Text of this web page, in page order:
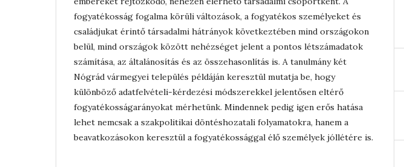
fogyatékosság fogalma körüli változások, a fogyatékos személyeket és
családjukat érintő társadalmi hátrányok következtében mind országokon
belül, mind országok között nehézséget jelent a pontos létszámadatok
számítása, az általánosítás és az összehasonlítás is. A tanulmány két
Nógrád vármegyei település példáján keresztül mutatja be, hogy
különböző adatfelvételi-kérdezési módszerekkel jelentősen eltérő
fogyatékosságarányokat mérhetünk. Mindennek pedig igen erős hatása
lehet nemcsak a szakpolitikai döntéshozatali folyamatokra, hanem a
beavatkozásokon keresztül a fogyatékossággal élő személyek jóllétére is.